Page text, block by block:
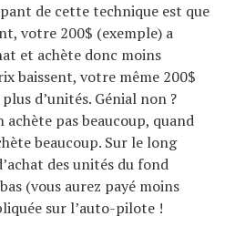
de cette technique est que
votre 200$ (exemple) a
et achète donc moins
baissent, votre même 200$
d’unités. Génial non ?
achète pas beaucoup, quand
beaucoup. Sur le long
des unités du fond
(vous aurez payé moins
sur l’auto-pilote !